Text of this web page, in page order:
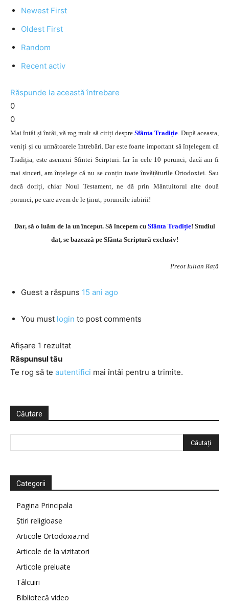
Newest First
Oldest First
Random
Recent activ
Răspunde la această întrebare
0
0
Mai întâi și întâi, vă rog mult să citiți despre Sfânta Tradiție. După aceasta,
veniți și cu următoarele întrebări. Dar este foarte important să înțelegem că
Tradiția, este asemeni Sfintei Scirpturi. Iar în cele 10 porunci, dacă am fi
mai sinceri, am înțelege că nu se conțin toate învățăturile Ortodoxiei. Sau
dacă doriți, chiar Noul Testament, ne dă prin Mântuitorul alte două
porunci, pe care avem de le ținut, poruncile iubirii!
Dar, să o luăm de la un început. Să începem cuSfânta Tradiție! Studiul
dat, se bazează pe Sfânta Scriptură exclusiv!
Preot Iulian Rață
Guest a răspuns 15 ani ago
You must login to post comments
Afișare 1 rezultat
Răspunsul tău
Te rog să te autentifici mai întâi pentru a trimite.
Căutare
Categorii
Pagina Principala
Știri religioase
Articole Ortodoxia.md
Articole de la vizitatori
Articole preluate
Tâlcuiri
Bibliotecă video